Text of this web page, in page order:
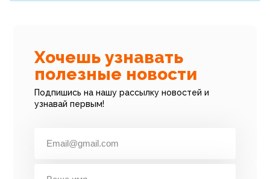
Хочешь узнавать
полезные новости
Подпишись на нашу рассылку новостей и
узнавай первым!